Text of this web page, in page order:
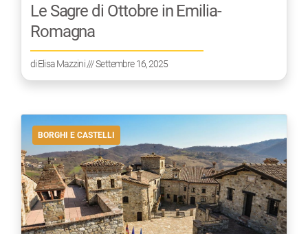
Le Sagre di Ottobre in Emilia-
Romagna
diElisa Mazzini/// Settembre 16, 2025
BORGHI E CASTELLI